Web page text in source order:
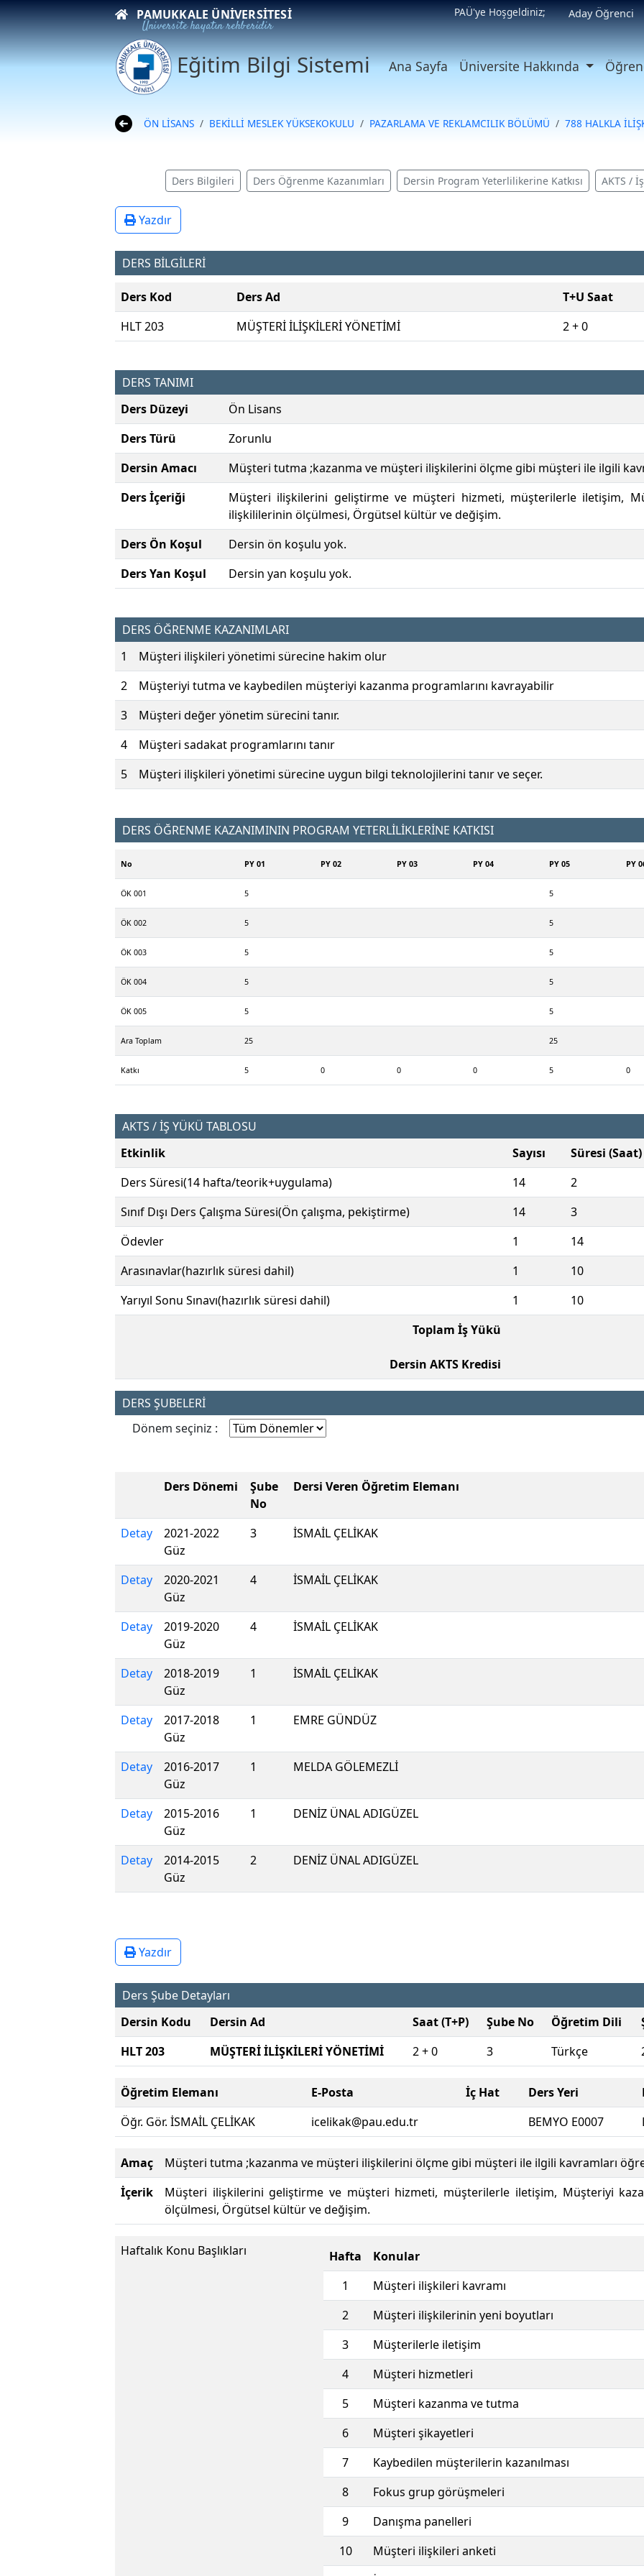
PAMUKKALE ÜNIVERSITESI
Üniversite hayatın rehberidir
PAÜ'ye Hoşgeldiniz; Aday Öğrenci
Eğitim Bilgi Sistemi Ana Sayfa Üniversite Hakkında
ÖN LİSANS BEKİLLİ MESLEK YÜKSEKOKULU PAZARLAMA VE REKLAMCILIK BÖLÜMÜ 788 HALKLA
Ders Bilgileri Ders Öğrenme Kazanımları Dersin Program Yeterlilikerine Katkısı AKTS /
Yazdır
DERS BİLGİLERİ
Ders Kod Ders Ad T+U Saat
HLT 203
MÜŞTERİ İLİŞKİLERİ YÖNETİMİ 2 + 0
DERS TANIMI
Ders Düzeyi
Ön Lisans
Ders Türü
Zorunlu
Dersin Amacı
Müşteri tutma ;kazanma ve müşteri ilişkilerini ölçme gibi müşteri ile ilgili
Ders İçeriği
Müşteri ilişkilerini geliştirme ve müşteri hizmeti, müşterilerle iletişim,
ilişkililerinin ölçülmesi, Örgütsel kültür ve değişim.
Ders Ön Koşul
Dersin ön koşulu yok.
Ders Yan Koşul
Dersin yan koşulu yok.
DERS ÖĞRENME KAZANIMLARI
1
Müşteri ilişkileri yönetimi sürecine hakim olur
2
Müşteriyi tutma ve kaybedilen müşteriyi kazanma programlarını kavrayabilir
3
Müşteri değer yönetim sürecini tanır.
4
Müşteri sadakat programlarını tanır
5
Müşteri ilişkileri yönetimi sürecine uygun bilgi teknolojilerini tanır ve seçer.
DERS ÖĞRENME KAZANIMININ PROGRAM YETERLİLİKLERİNE KATKISI
No PY 01 PY 02 PY 03 PY 04 PY 05 PY
ÖK 001 5 5
ÖK 002 5 5
ÖK 003 5 5
ÖK 004 5 5
ÖK 005 5 5
Ara Toplam 25 25
Katkı 5 0 0 0 5 0
AKTS / İŞ YÜKÜ TABLOSU
Etkinlik
Sayısı Süresi (Saat)
Ders Süresi(14 hafta/teorik+uygulama)
14 2
Sınıf Dışı Ders Çalışma Süresi(Ön çalışma, pekiştirme)
14 3
Ödevler
1 14
Arasınavlar(hazırlık süresi dahil)
1 10
Yarıyıl Sonu Sınavı(hazırlık süresi dahil)
1 10
Toplam İş Yükü
Dersin AKTS Kredisi
DERS ŞUBELERİ
Dönem seçiniz :
Ders Dönemi
Şube
No
Dersi Veren Öğretim Elemanı
Detay
2021-2022
Güz
3 İSMAİL ÇELİKAK
Detay
2020-2021
Güz
4 İSMAİL ÇELİKAK
Detay
2019-2020
Güz
4 İSMAİL ÇELİKAK
Detay
2018-2019
Güz
1 İSMAİL ÇELİKAK
Detay
2017-2018
Güz
1 EMRE GÜNDÜZ
Detay
2016-2017
Güz
1 MELDA GÖLEMEZLİ
Detay
2015-2016
Güz
1 DENİZ ÜNAL ADIGÜZEL
Detay
2014-2015
Güz
2 DENİZ ÜNAL ADIGÜZEL
Yazdır
Ders Şube Detayları
Dersin Kodu
Dersin Ad Saat (T+P) Şube No Öğretim Dili
HLT 203
MÜŞTERİ İLİŞKİLERİ YÖNETİMİ 2 + 0 3 Türkçe
Öğretim Elemanı E-Posta İç Hat Ders Yeri
Öğr. Gör. İSMAİL ÇELİKAK
icelikak@pau.edu.tr BEMYO E0007
Amaç
Müşteri tutma ;kazanma ve müşteri ilişkilerini ölçme gibi müşteri ile ilgili kavramları
İçerik
Müşteri ilişkilerini geliştirme ve müşteri hizmeti, müşterilerle iletişim, Müşteriyi
ölçülmesi, Örgütsel kültür ve değişim.
Haftalık Konu Başlıkları Hafta
Konular
1
Müşteri ilişkileri kavramı
2
Müşteri ilişkilerinin yeni boyutları
3
Müşterilerle iletişim
4
Müşteri hizmetleri
5
Müşteri kazanma ve tutma
6
Müşteri şikayetleri
7
Kaybedilen müşterilerin kazanılması
8
Fokus grup görüşmeleri
9
Danışma panelleri
10
Müşteri ilişkileri anketi